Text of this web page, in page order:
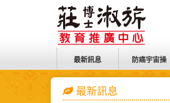
最新訊息 防癌宇宙操
最新訊息